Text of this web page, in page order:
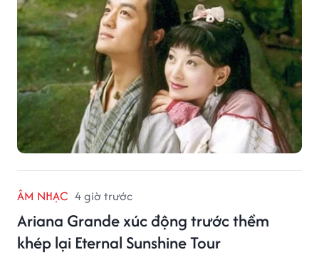
ÂM NHẠC 4 giờ trước
Ariana Grande xúc động trước thềm
khép lại Eternal Sunshine Tour